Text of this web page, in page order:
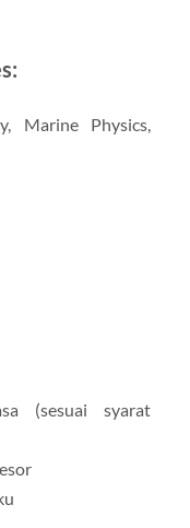
Marine Physics,
(sesuai syarat